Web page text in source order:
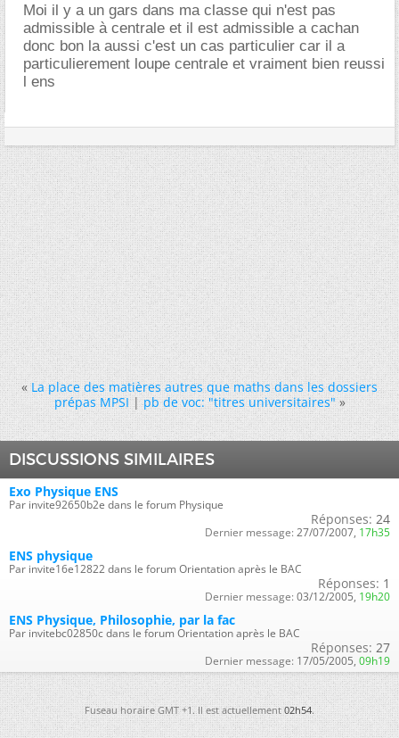
Moi il y a un gars dans ma classe qui n'est pas
admissible à centrale et il est admissible a cachan
donc bon la aussi c'est un cas particulier car il a
particulierement loupe centrale et vraiment bien reussi
l ens
« La place des matières autres que maths dans les dossiers
prépas MPSI|pb de voc: "titres universitaires" »
DISCUSSIONS SIMILAIRES
Exo Physique ENS
Par invite92650b2e dans le forum Physique
Réponses: 24
Dernier message: 27/07/2007, 17h35
ENS physique
Par invite16e12822 dans le forum Orientation après le BAC
Réponses: 1
Dernier message: 03/12/2005, 19h20
ENS Physique, Philosophie, par la fac
Par invitebc02850c dans le forum Orientation après le BAC
Réponses: 27
Dernier message: 17/05/2005, 09h19
Fuseau horaire GMT +1. Il est actuellement02h54.